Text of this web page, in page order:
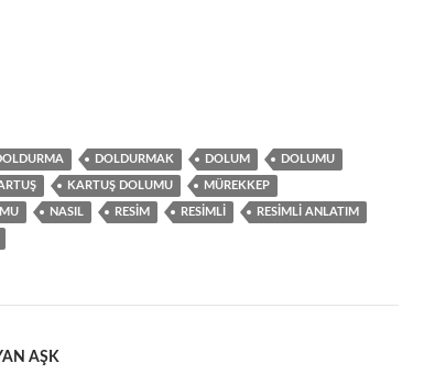
DOLDURMAK DOLUM DOLUMU
KARTUŞ DOLUMU MÜREKKEP
NASIL RESIM RESIMLI RESIMLI ANLATIM
AŞK